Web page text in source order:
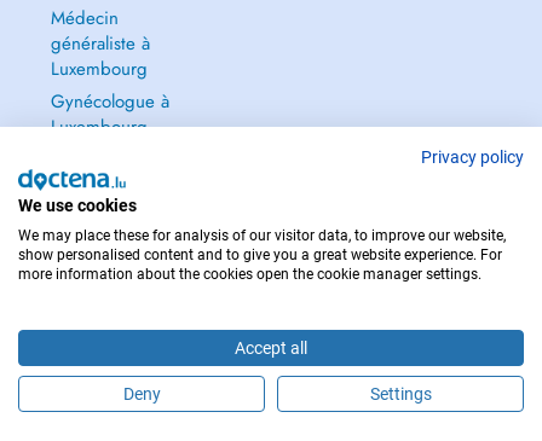
Prendre rendez-vous en ligne
Médecin
généraliste à
Luxembourg
Gynécologue à
Luxembourg
POUR LES URGENCES, CONSULTEZ : 112
Privacy policy
We use cookies
We may place these for analysis of our visitor data, to improve our website,
show personalised content and to give you a great website experience. For
more information about the cookies open the cookie manager settings.
Accept all
Deny Settings